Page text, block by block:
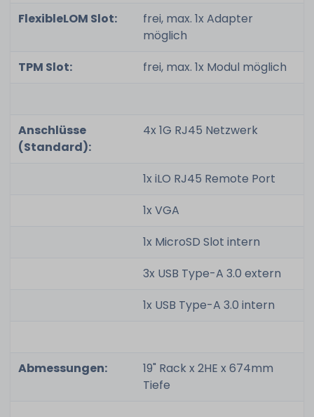
FlexibleLOM Slot:
frei, max. 1x Adapter
möglich
TPM Slot:
frei, max. 1x Modul möglich
Anschlüsse
(Standard):
4x 1G RJ45 Netzwerk
1x iLO RJ45 Remote Port
1x VGA
1x MicroSD Slot intern
3x USB Type-A 3.0 extern
1x USB Type-A 3.0 intern
Abmessungen:
19" Rack x 2HE x 674mm
Tiefe